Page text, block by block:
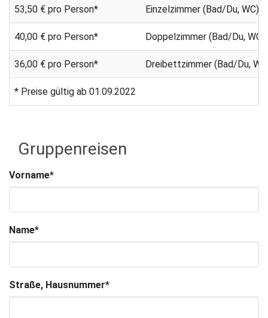
53,50 € pro Person* Einzelzimmer (Bad/Du, WC)
40,00 € pro Person* Doppelzimmer (Bad/Du, WC)
36,00 € pro Person* Dreibettzimmer (Bad/Du,
* Preise gültig ab 01.09.2022
Gruppenreisen
Vorname*
Name*
Straße, Hausnummer*